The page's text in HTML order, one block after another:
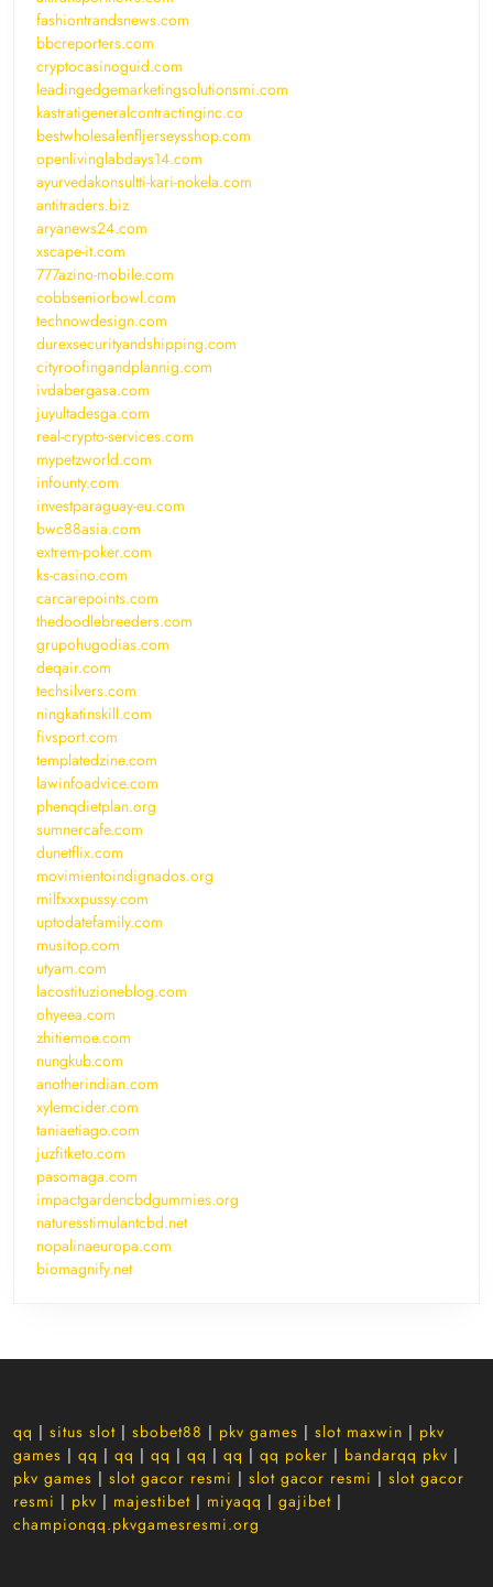
fashiontrandsnews.com
bbcreporters.com
cryptocasinoguid.com
leadingedgemarketingsolutionsmi.com
kastratigeneralcontractinginc.co
bestwholesalenfljerseysshop.com
openlivinglabdays14.com
ayurvedakonsultti-kari-nokela.com
antitraders.biz
aryanews24.com
xscape-it.com
777azino-mobile.com
cobbseniorbowl.com
technowdesign.com
durexsecurityandshipping.com
cityroofingandplannig.com
ivdabergasa.com
juyultadesga.com
real-crypto-services.com
mypetzworld.com
infounty.com
investparaguay-eu.com
bwc88asia.com
extrem-poker.com
ks-casino.com
carcarepoints.com
thedoodlebreeders.com
grupohugodias.com
deqair.com
techsilvers.com
ningkatinskill.com
fivsport.com
templatedzine.com
lawinfoadvice.com
phenqdietplan.org
sumnercafe.com
dunetflix.com
movimientoindignados.org
milfxxxpussy.com
uptodatefamily.com
musitop.com
utyam.com
lacostituzioneblog.com
ohyeea.com
zhitiemoe.com
nungkub.com
anotherindian.com
xylemcider.com
taniaetiago.com
juzfitketo.com
pasomaga.com
impactgardencbdgummies.org
naturesstimulantcbd.net
nopalinaeuropa.com
biomagnify.net
qq | situs slot | sbobet88 | pkv games | slot maxwin | pkv
games | qq | qq | qq | qq | qq | qq poker | bandarqq pkv |
pkv games | slot gacor resmi | slot gacor resmi | slot gacor
resmi | pkv | majestibet | miyaqq | gajibet |
championqq.pkvgamesresmi.org